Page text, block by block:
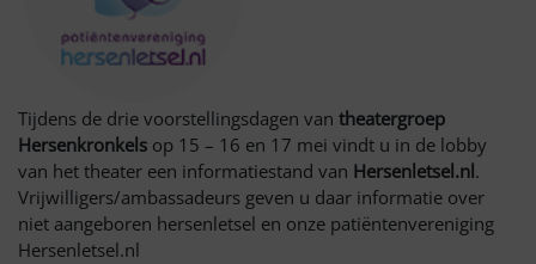
Tijdens de drie voorstellingsdagen van theatergroep
Hersenkronkels op 15 – 16 en 17 mei vindt u in de lobby
van het theater een informatiestand van Hersenletsel.nl.
Vrijwilligers/ambassadeurs geven u daar informatie over
niet aangeboren hersenletsel en onze patiëntenvereniging
Hersenletsel.nl